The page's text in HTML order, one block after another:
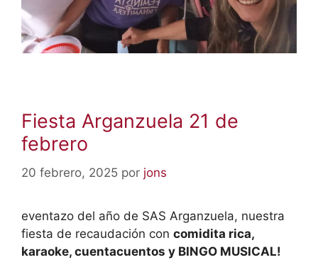
Fiesta Arganzuela 21 de
febrero
20 febrero, 2025 por jons
eventazo del año de SAS Arganzuela, nuestra
fiesta de recaudación con comidita rica,
karaoke, cuentacuentos y BINGO MUSICAL!